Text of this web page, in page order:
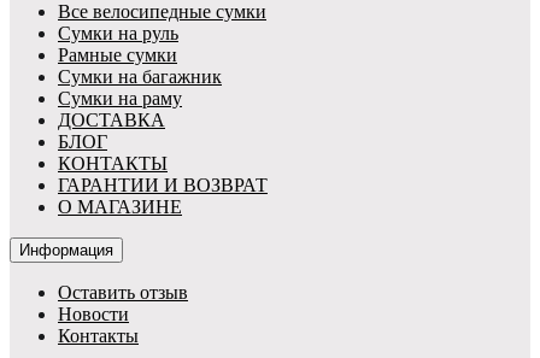
Все велосипедные сумки
Сумки на руль
Рамные сумки
Сумки на багажник
Сумки на раму
ДОСТАВКА
БЛОГ
КОНТАКТЫ
ГАРАНТИИ И ВОЗВРАТ
О МАГАЗИНЕ
Информация
Оставить отзыв
Новости
Контакты